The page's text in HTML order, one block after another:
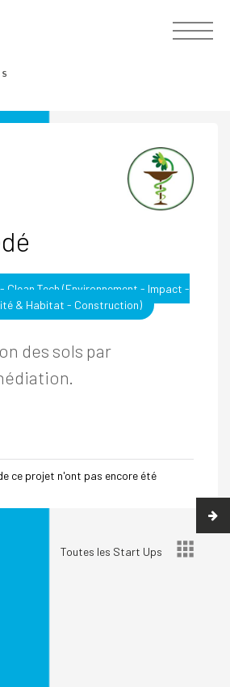
Clean Tech (Environnement - Impact -
& Habitat - Construction)
des sols par
ce projet n'ont pas encore été
Toutes les Start Ups